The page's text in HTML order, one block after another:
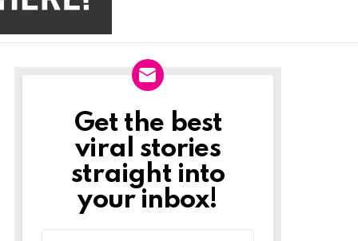
Newslett
Get the best
viral stories
straight into
your inbox!